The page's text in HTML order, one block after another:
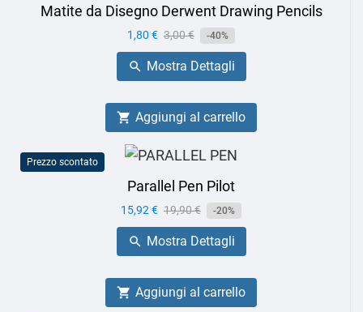
Matite da Disegno Derwent Drawing Pencils
Prezzo
1,80 € Prezzo
base
3,00 € -40%
 Mostra Dettagli
 Aggiungi al carrello
Prezzo scontato
Parallel Pen Pilot
Prezzo
15,92 € Prezzo
base
19,90 € -20%
 Mostra Dettagli
 Aggiungi al carrello